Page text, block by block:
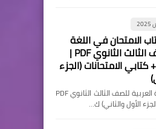
الامتحان في اللغة
العربية للصف الثالث الثانوي PDF |
الامتحانات (الجزء
📘 تحميل كتاب الامتحان في اللغة العربية للصف الثالث الثانوي PDF
الأول والثاني) ك…